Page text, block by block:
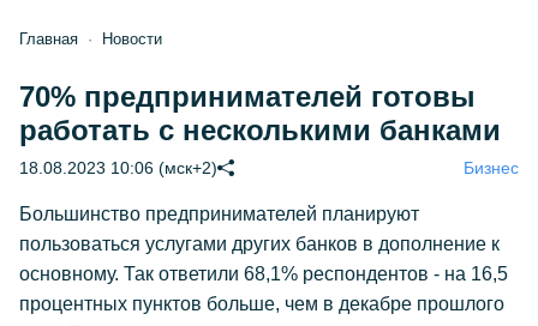
Главная Новости
70% предпринимателей готовы
работать с несколькими банками
18.08.2023 10:06 (мск+2) Бизнес
Большинство предпринимателей планируют
пользоваться услугами других банков в дополнение к
основному. Так ответили 68,1% респондентов - на 16,5
процентных пунктов больше, чем в декабре прошлого